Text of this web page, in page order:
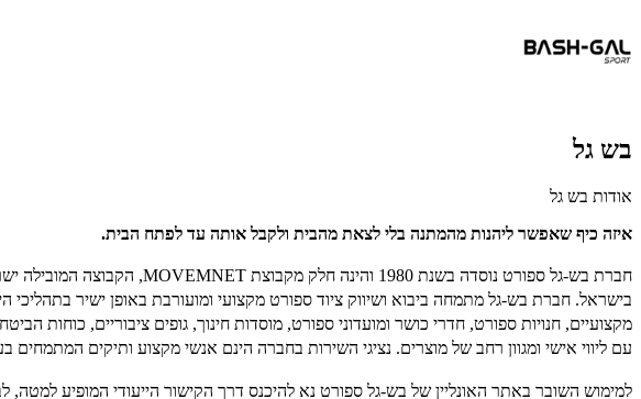
בש גל
אודות בש גל
איזה כיף שאפשר ליהנות מהמתנה בלי לצאת מהבית ולקבל אותה עד לפתח הבית.
חברת בש-גל ספורט נוסדה בשנת 1980 והינה חלק מקבוצת MOVEMNET, הקבוצה המובילה ישראל בקידום אורח חיים בריא ורפואה
בישראל. חברת בש-גל מתמחה ביבוא ושיווק ציוד ספורט מקצועי ומועורבת באופן ישיר
מקצועיים, חנויות ספורט, חדרי כושר ומועדוני ספורט, מוסדות חינוך, גופים ציבוריים, כוחות
עם ליווי אישי ומגוון רחב של מוצרים. נציגי השירות בחברה הינם אנשי מקצוע ותיקים
למימוש השובר באתר האונליין של בש-גל ספורט נא להיכנס דרך הקישור הייעודי המופיע